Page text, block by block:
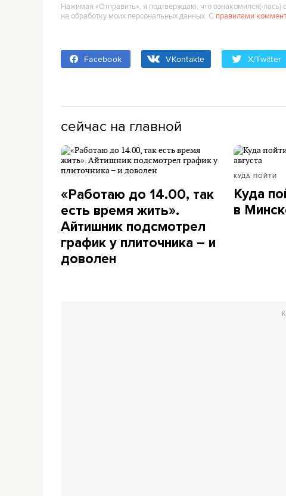
Нажимая «Отправить», я подтверждаю, что ознакомился(‑лась) с
на обработку моих персональных данных. С правилами
Facebook VKontakte X/Twitter
сейчас на главной
«Работаю до 14.00, так
есть время жить».
Айтишник подсмотрел
график у плиточника – и
доволен
КУДА ПОЙТИ
Куда
в